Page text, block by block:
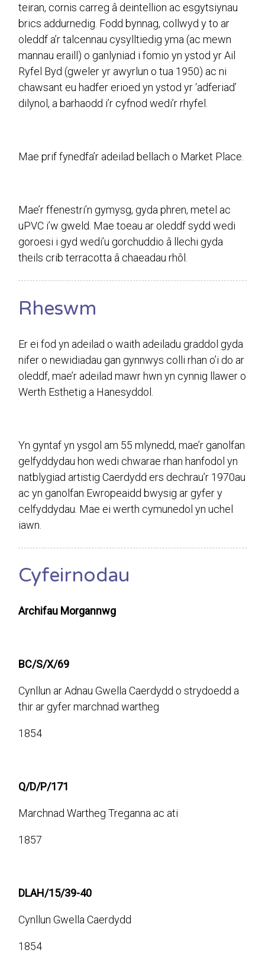
teiran, cornis carreg â deintellion ac esgytsiynau
brics addurnedig. Fodd bynnag, collwyd y to ar
oleddf a’r talcennau cysylltiedig yma (ac mewn
mannau eraill) o ganlyniad i fomio yn ystod yr Ail
Ryfel Byd (gweler yr awyrlun o tua 1950) ac ni
chawsant eu hadfer erioed yn ystod yr ‘adferiad’
dilynol, a barhaodd i’r cyfnod wedi’r rhyfel.
Mae prif fynedfa’r adeilad bellach o Market Place.
Mae’r ffenestri’n gymysg, gyda phren, metel ac
uPVC i’w gweld. Mae toeau ar oleddf sydd wedi
goroesi i gyd wedi’u gorchuddio â llechi gyda
theils crib terracotta â chaeadau rhôl.
Rheswm
Er ei fod yn adeilad o waith adeiladu graddol gyda
nifer o newidiadau gan gynnwys colli rhan o’i do ar
oleddf, mae’r adeilad mawr hwn yn cynnig llawer o
Werth Esthetig a Hanesyddol.
Yn gyntaf yn ysgol am 55 mlynedd, mae’r ganolfan
gelfyddydau hon wedi chwarae rhan hanfodol yn
natblygiad artistig Caerdydd ers dechrau’r 1970au
ac yn ganolfan Ewropeaidd bwysig ar gyfer y
celfyddydau. Mae ei werth cymunedol yn uchel
iawn.
Cyfeirnodau
Archifau Morgannwg
BC/S/X/69
Cynllun ar Adnau Gwella Caerdydd o strydoedd a
thir ar gyfer marchnad wartheg
1854
Q/D/P/171
Marchnad Wartheg Treganna ac ati
1857
DLAH/15/39-40
Cynllun Gwella Caerdydd
1854